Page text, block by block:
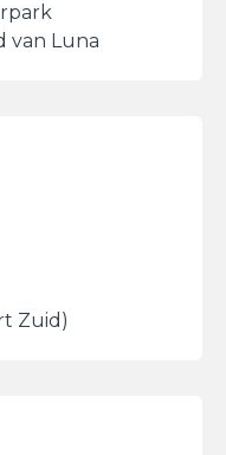
van Luna
Zuid)